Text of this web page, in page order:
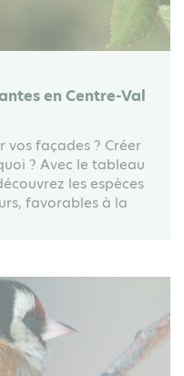
en Centre-Val
vos façades ? Créer
? Avec le tableau
les espèces
favorables à la